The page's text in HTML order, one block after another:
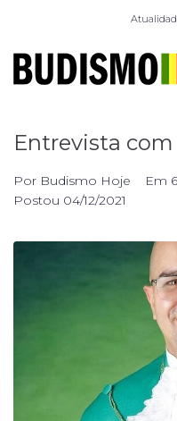
Entrevista
Por Budismo Hoje Em
Postou 04/12/2021